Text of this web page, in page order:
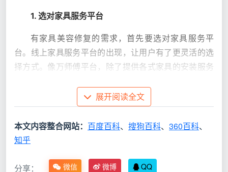
1. 选对家具服务平台
有家具美容修复的需求，首先要选对家具服务平
台。线上家具服务平台的出现，让用户有了更灵活的选
择方式。像万师傅平台，除了提供各式家具的安装服务
2. 选对专业师傅
要找到专业的家具美容师 ，除了选对家具服务平台
之外，也需要在平台上仔细的筛选，根据自己的家具美
台上的注册师傅数量多，每一个师傅都有自己擅长的服
展开阅读全文
本文内容整合网站： 百度百科、 搜狗百科、 360百科、
知乎
分享： 微信 微博 QQ